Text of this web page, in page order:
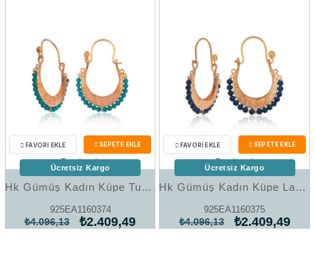
Hk Gümüş Kadın Küpe Turkuaz Taşlı Bohem |Gümüş Takı Hediyelik Ürünler
925EA1160374
₺2.409,49
₺4.096,13
Ücretsiz Kargo
Hk ​Gümüş Kadın Küpe Lacivert Taşlı Bohem |Gümüş Takı Hediyelik Ürünler
925EA1160375
₺2.409,49
₺4.096,13
Ücretsiz Kargo